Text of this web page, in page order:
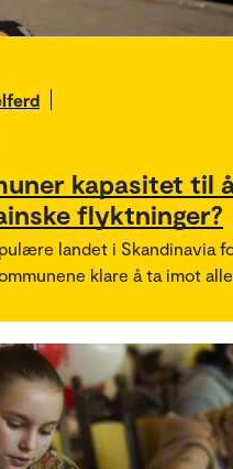
kapasitet til
flyktninger?
landet i Skandinavia
klare å ta imot